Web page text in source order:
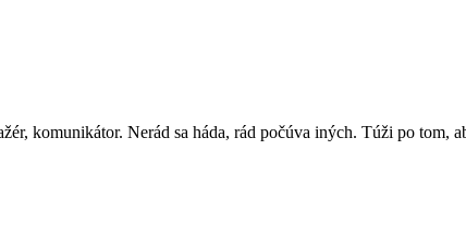
komunikátor. Nerád sa háda, rád počúva iných. Túži po tom,